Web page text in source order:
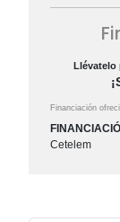
Llévatelo
Financiación
Cetelem